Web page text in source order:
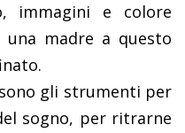
immagini e colore
una madre a questo
gli strumenti per
sogno, per ritrarne